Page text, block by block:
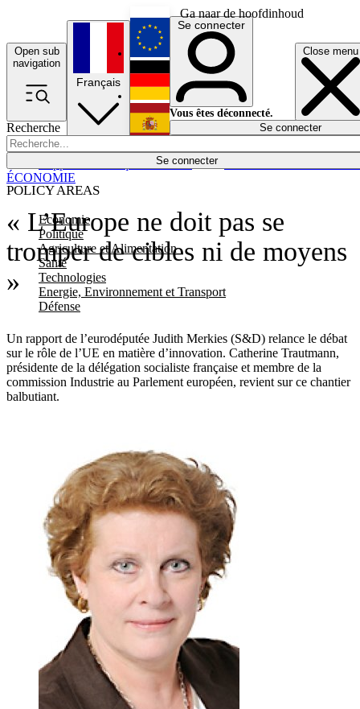
Ga naar de hoofdinhoud
Open sub
navigation
Close menu
Recherche
Se connecter
POLICY AREAS
Economie
Politique
Agriculture et Alimentation
Santé
Technologies
Energie, Environnement et Transport
Défense
Économie
Français
English
Deutsch
Español
Se connecter
Vous êtes déconnecté.
Se connecter
« L’Europe ne doit pas se
tromper de cibles ni de moyens
»
Un rapport de l’eurodéputée Judith Merkies (S&D) relance le débat
sur le rôle de l’UE en matière d’innovation. Catherine Trautmann,
présidente de la délégation socialiste française et membre de la
commission Industrie au Parlement européen, revient sur ce chantier
balbutiant.
ÉCONOMIE